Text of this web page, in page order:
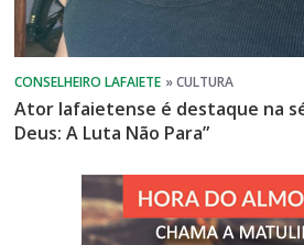
Ator lafaietense é destaque na
Deus: A Luta Não Para”